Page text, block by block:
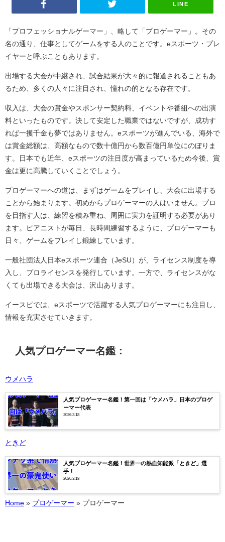
LINE
「プロフェッショナルゲーマー」、略して「プロゲーマー」。その
名の通り、仕事としてゲームをする人のことです。eスポーツ・プレ
イヤーと呼ぶこともあります。
出場する大会が中継され、試合結果が大々的に報道されることもあ
るため、多くの人々に注目され、憧れの的となる存在です。
収入は、大会の賞金やスポンサー契約料、イベントや番組への出演
料といったものです。決して安定した職業ではないですが、成功す
れば一攫千金も夢ではありません。eスポーツが進んでいる、海外で
は賞金総額は、高額なもので数十億円から数百億円単位にのぼりま
す。日本でも近年、eスポーツの注目度が高まっているため今後、賞
金は更に高騰していくことでしょう。
プロゲーマーへの道は、まずはゲームをプレイし、大会に出場する
ことから始まります。初めからプロゲーマーの人はいません。プロ
を目指す人は、練習を積み重ね、周囲に実力を証明する必要があり
ます。ピアニストが毎日、長時間練習するように、プロゲーマーも
日々、ゲームをプレイし鍛練しています。
一般社団法人日本eスポーツ連合（JeSU）が、ライセンス制度を導
入し、プロライセンスを発行しています。一方で、ライセンスがな
くても出場できる大会は、沢山あります。
イースピでは、eスポーツで活躍する人気プロゲーマーにも注目し、
情報を充実させていきます。
人気プロゲーマー名鑑：
ウメハラ
人気プロゲーマー名鑑！第一回は「ウメハラ」日本のプロゲ
ーマー代表
2026.3.18
ときど
人気プロゲーマー名鑑！世界一の熱血知能派「ときど」選
手！
2026.3.18
Home » プロゲーマー » プロゲーマー